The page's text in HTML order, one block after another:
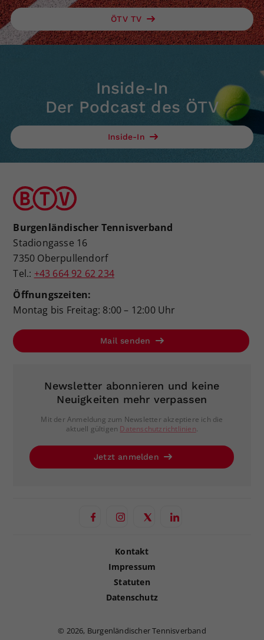
ÖTV TV
Inside-In
Der Podcast des ÖTV
Inside-In
Burgenländischer Tennisverband
Stadiongasse 16
7350 Oberpullendorf
Tel.: +43 664 92 62 234
Öffnungszeiten:
Montag bis Freitag: 8:00 – 12:00 Uhr
Mail senden
Newsletter abonnieren und keine
Neuigkeiten mehr verpassen
Mit der Anmeldung zum Newsletter akzeptiere ich die
aktuell gültigen Datenschutzrichtlinien.
Jetzt anmelden
Kontakt
Impressum
Statuten
Datenschutz
© 2026, Burgenländischer Tennisverband